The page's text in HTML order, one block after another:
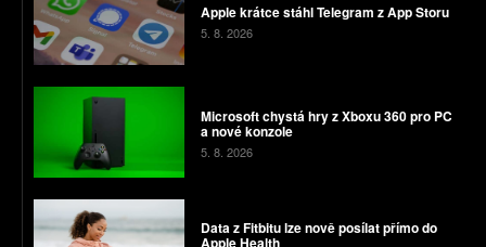
Apple krátce stáhl Telegram z App Storu
5. 8. 2026
Microsoft chystá hry z Xboxu 360 pro PC
a nové konzole
5. 8. 2026
Data z Fitbitu lze nově posílat přímo do
Apple Health